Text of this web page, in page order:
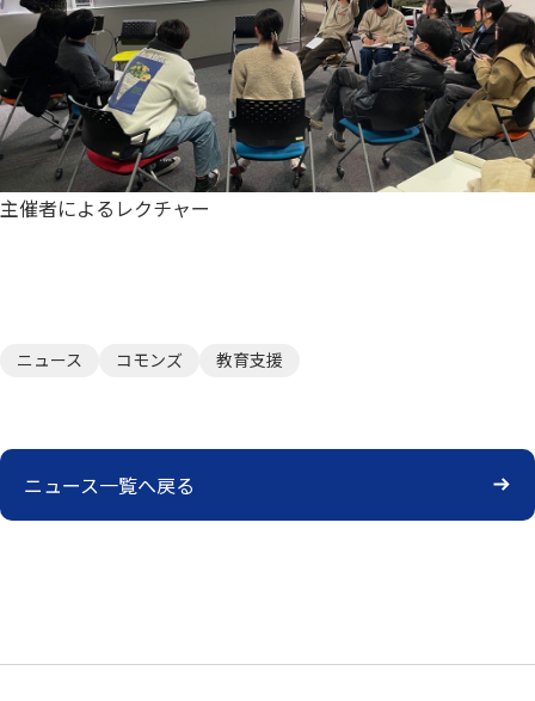
主催者によるレクチャー
ニュース コモンズ 教育支援
ニュース一覧へ戻る